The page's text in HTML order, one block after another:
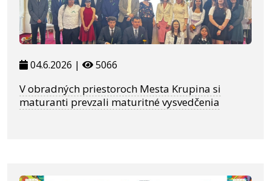
04.6.2026 | 5066
V obradných priestoroch Mesta Krupina si
maturanti prevzali maturitné vysvedčenia